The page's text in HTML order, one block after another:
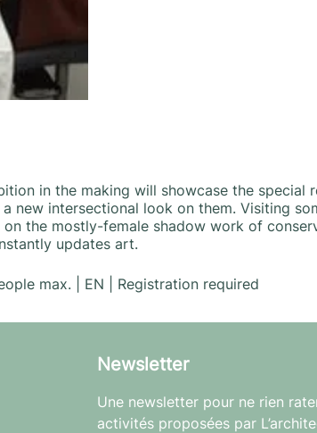
in the making will showcase the special
new intersectional look on them. Visiting
the mostly-female shadow work of
updates art.
max. | EN | Registration required
Newsletter
Une newsletter pour ne rien
activités proposées par